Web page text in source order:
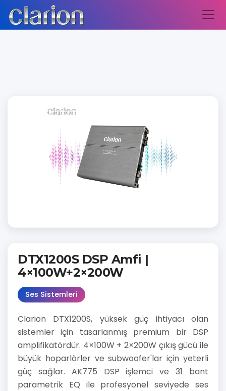
DTX1200S DSP Amfi |
4×100W+2×200W
Ses Sistemleri
Clarion DTX1200S, yüksek güç ihtiyacı olan
sistemler için tasarlanmış premium bir DSP
amplifikatördür. 4×100W + 2×200W çıkış gücü ile
büyük hoparlörler ve subwoofer'lar için yeterli
güç sağlar. AK775 DSP işlemci ve 31 bant
parametrik EQ ile profesyonel seviyede ses